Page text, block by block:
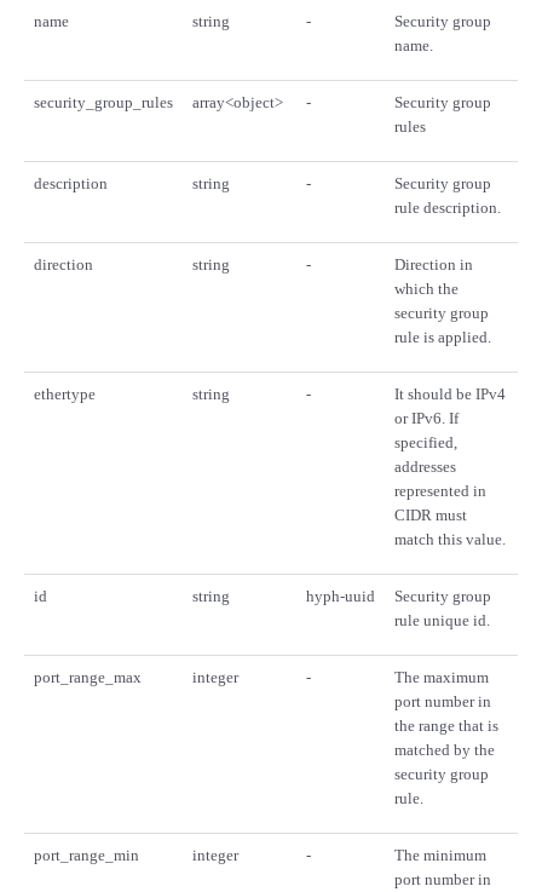
name string -
Security group
name.
security_group_rules array<object> -
Security group
rules
description string -
Security group
rule description.
direction string -
Direction in
which the
security group
rule is applied.
ethertype string -
It should be IPv4
or IPv6. If
specified,
addresses
represented in
CIDR must
match this value.
id string hyph-uuid
Security group
rule unique id.
port_range_max integer -
The maximum
port number in
the range that is
matched by the
security group
rule.
port_range_min integer -
The minimum
port number in